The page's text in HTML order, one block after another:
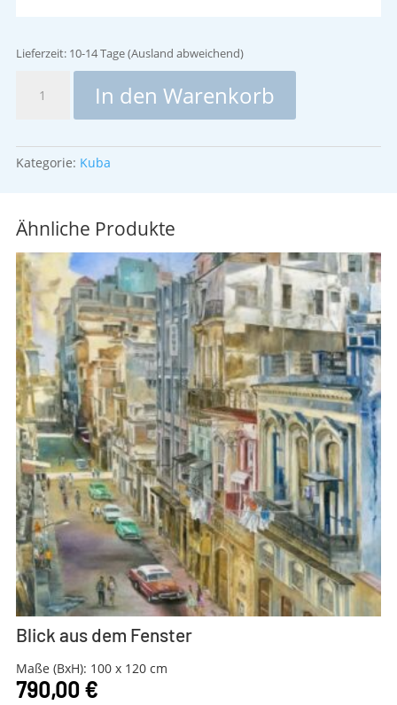
Lieferzeit: 10-14 Tage (Ausland abweichend)
Morgen
In den Warenkorb
Kategorie: Kuba
Ähnliche Produkte
Blick aus dem Fenster
Maße (BxH): 100 x 120 cm
790,00 €